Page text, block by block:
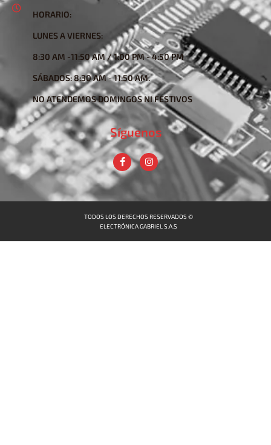
HORARIO:
LUNES A VIERNES:
8:30 AM -11:50 AM / 1:00 PM - 4:50 PM
SÁBADOS: 8:30 AM - 11:50 AM.
NO ATENDEMOS DOMINGOS NI FESTIVOS
Síguenos
TODOS LOS DERECHOS RESERVADOS ©
ELECTRÓNICA GABRIEL S.A.S